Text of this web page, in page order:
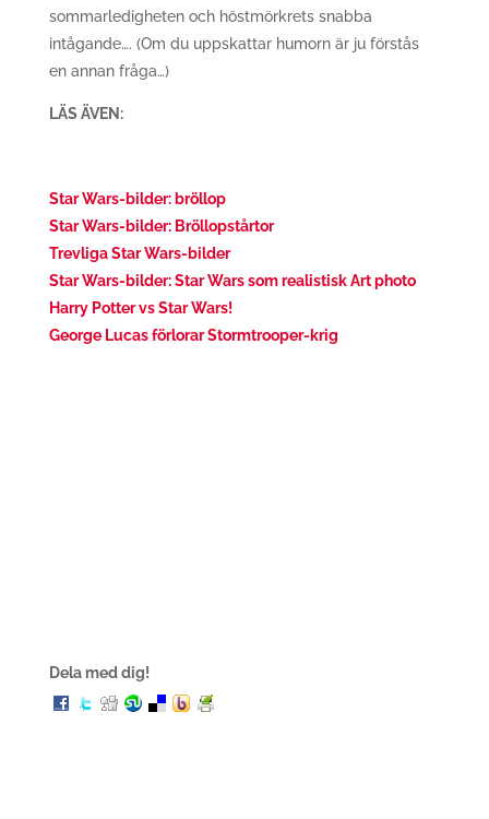
sommarledigheten och höstmörkrets snabba
intågande…. (Om du uppskattar humorn är ju förstås
en annan fråga…)
LÄS ÄVEN:
Star Wars-bilder: bröllop
Star Wars-bilder: Bröllopstårtor
Trevliga Star Wars-bilder
Star Wars-bilder: Star Wars som realistisk Art photo
Harry Potter vs Star Wars!
George Lucas förlorar Stormtrooper-krig
Dela med dig!